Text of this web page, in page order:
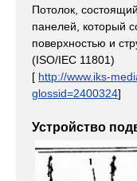
Потолок,
панелей, который
поверхностью и
(ISO/IEC 11801)
[ http://www.iks-
glossid=2400324]
Устройство